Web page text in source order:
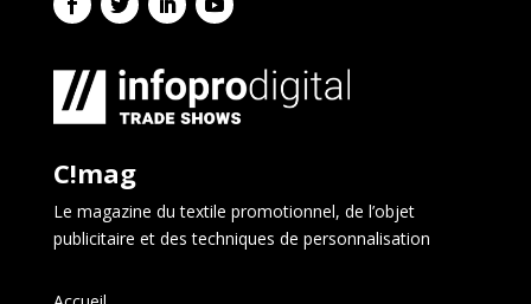
C!mag
Le magazine du textile promotionnel, de l’objet
publicitaire et des techniques de personnalisation